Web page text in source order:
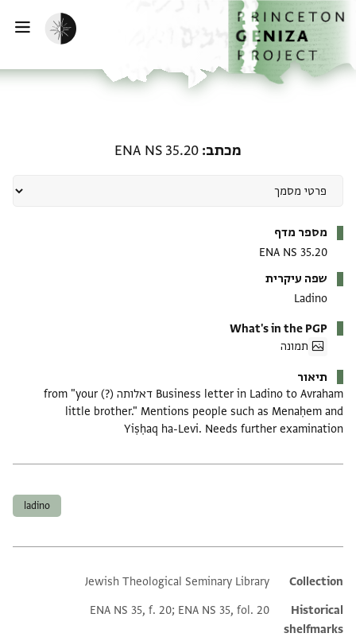
לתוכןהבית
הפעלת מצב כהה
מכתב ENA NS 35.20
מספר מדף
ENA NS 35.20
שפה עיקרית
Ladino
What's in the PGP
תמונה
תיאור
Business letter in Ladino to Avraham דאלותה (?) from "your
little brother." Mentions people such as Menaḥem and
Yiṣḥaq ha-Levi. Needs further examination
ladino
Additional metadata
Collection
Jewish Theological Seminary Library
Historical
shelfmarks
ENA NS 35, f. 20; ENA NS 35, fol. 20